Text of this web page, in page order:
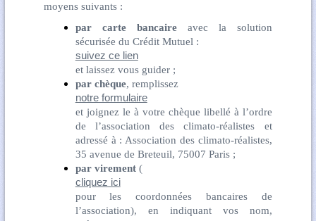
moyens suivants :
par carte bancaireavec la solution
sécurisée du Crédit Mutuel :
suivez ce lien
et laissez vous guider ;
par chèque, remplissez
notre formulaire
et joignez le à votre chèque libellé à l’ordre
de l’association des climato-réalistes et
adressé à : Association des climato-réalistes,
35 avenue de Breteuil, 75007 Paris ;
par virement(
cliquez ici
pour les coordonnées bancaires de
l’association), en indiquant vos nom,